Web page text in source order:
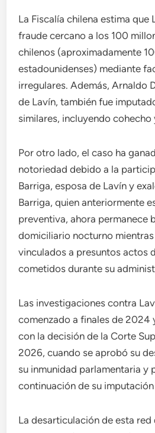
La Fiscalía chilena estima que
fraude cercano a los 100
chilenos (aproximadamente
estadounidenses) mediante
irregulares. Además, Arnaldo
de Lavín, también fue
similares, incluyendo
Por otro lado, el caso ha
notoriedad debido a la
Barriga, esposa de Lavín y
Barriga, quien anteriormente
preventiva, ahora permanece
domiciliario nocturno
vinculados a presuntos actos
cometidos durante su
Las investigaciones contra
comenzado a finales de 2024
con la decisión de la Corte
2026, cuando se aprobó su
su inmunidad parlamentaria y
continuación de su
La desarticulación de esta